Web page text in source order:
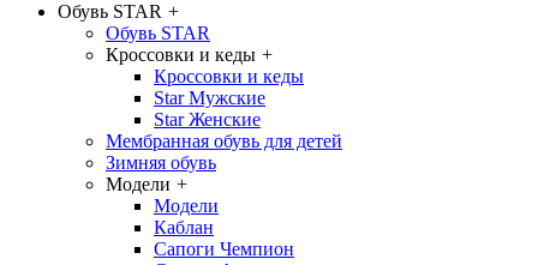
Обувь STAR +
Обувь STAR
Кроссовки и кеды +
Кроссовки и кеды
Star Мужские
Star Женские
Мембранная обувь для детей
Зимняя обувь
Модели +
Модели
Каблан
Сапоги Чемпион